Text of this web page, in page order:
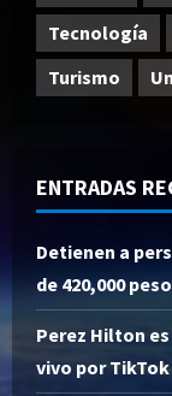
Tecnología
Turismo
ENTRADAS
Detienen a
de 420,000
Perez Hilton
vivo por